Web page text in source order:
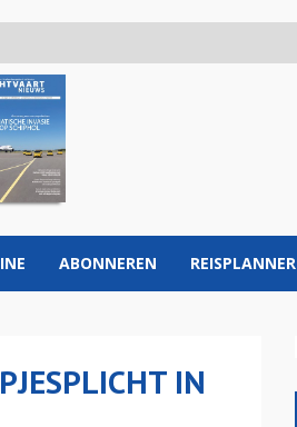
ABONNEREN REISPLANNER
IN